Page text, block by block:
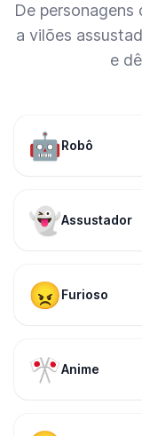
De personagens
a vilões
e
🤖Robô
👻Assustador
😠Furioso
🎌Anime